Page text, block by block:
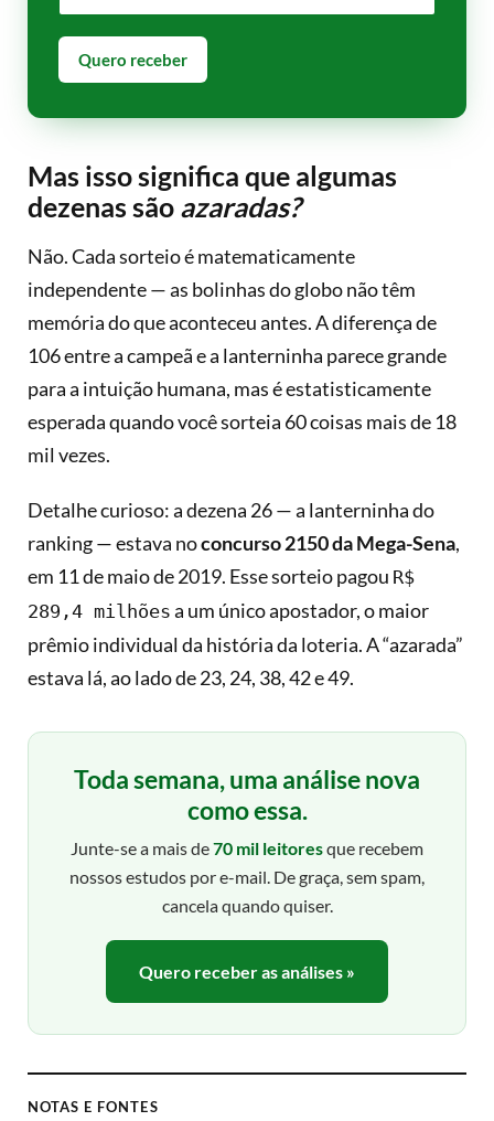
Quero receber
Mas isso significa que algumas
dezenas são azaradas?
Não. Cada sorteio é matematicamente
independente — as bolinhas do globo não têm
memória do que aconteceu antes. A diferença de
106 entre a campeã e a lanterninha parece grande
para a intuição humana, mas é estatisticamente
esperada quando você sorteia 60 coisas mais de 18
mil vezes.
Detalhe curioso: a dezena 26 — a lanterninha do
ranking — estava noconcurso 2150 da Mega-Sena,
em 11 de maio de 2019. Esse sorteio pagou R$
289,4 milhões a um único apostador, o maior
prêmio individual da história da loteria. A “azarada”
estava lá, ao lado de 23, 24, 38, 42 e 49.
Toda semana, uma análise nova
como essa.
Junte-se a mais de70 mil leitoresque recebem
nossos estudos por e-mail. De graça, sem spam,
cancela quando quiser.
Quero receber as análises »
NOTAS E FONTES